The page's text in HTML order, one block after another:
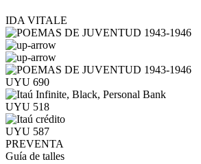
IDA VITALE
UYU 690
UYU 518
UYU 587
PREVENTA
Guía de talles